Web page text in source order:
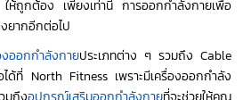
ห้ถูกต้อง เพียงเท่านี้ การออกกำลังกายเพื่อ
งยากอีกต่อไป
งออกกำลังกายประเภทต่าง ๆ รวมถึง Cable
ด้ที่ North Fitness เพราะมีเครื่องออกกำลัง